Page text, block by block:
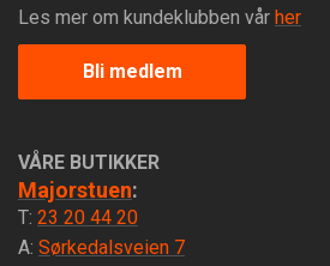
Les mer om kundeklubben vår her
Bli medlem
VÅRE BUTIKKER
Majorstuen:
T: 23 20 44 20
A: Sørkedalsveien 7